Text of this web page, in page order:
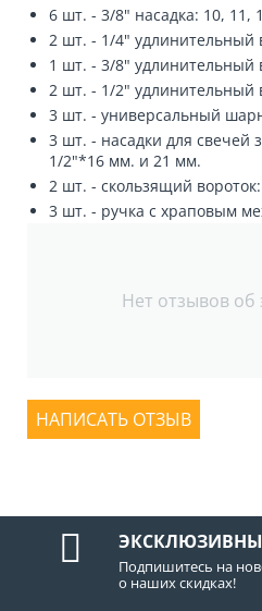
6 шт. - 3/8" насадка: 10, 11,
2 шт. - 1/4" удлинительный
1 шт. - 3/8" удлинительный
2 шт. - 1/2" удлинительный
3 шт. - универсальный
3 шт. - насадки для свечей
1/2"*16 мм. и 21 мм.
2 шт. - скользящий
3 шт. - ручка с храповым
Нет отзывов об
НАПИСАТЬ ОТЗЫВ
Подпишитесь на
о наших скидках!